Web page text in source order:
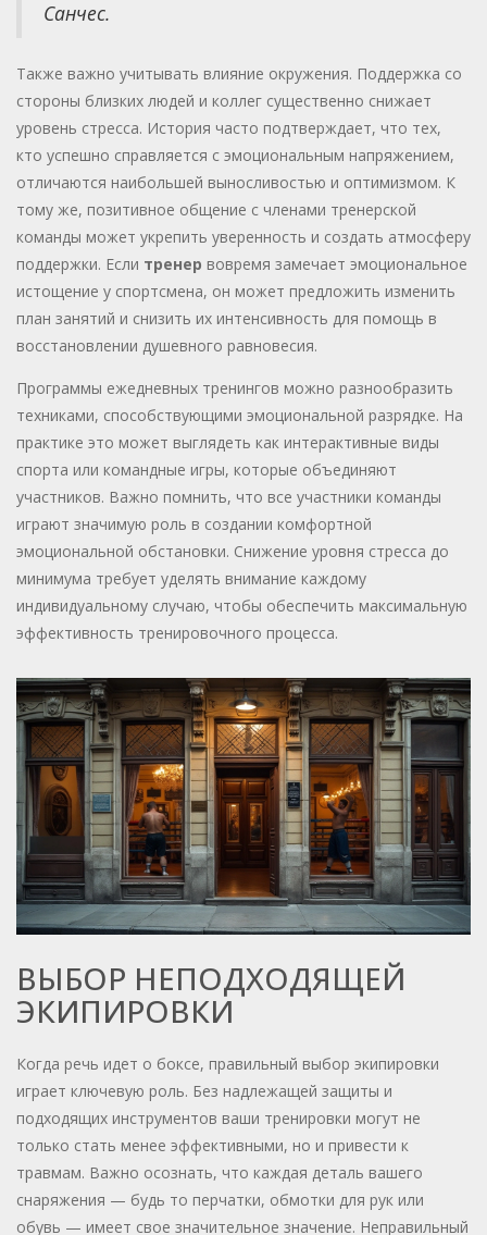
Санчес.
Также важно учитывать влияние окружения. Поддержка со
стороны близких людей и коллег существенно снижает
уровень стресса. История часто подтверждает, что тех,
кто успешно справляется с эмоциональным напряжением,
отличаются наибольшей выносливостью и оптимизмом. К
тому же, позитивное общение с членами тренерской
команды может укрепить уверенность и создать атмосферу
поддержки. Если тренер вовремя замечает эмоциональное
истощение у спортсмена, он может предложить изменить
план занятий и снизить их интенсивность для помощь в
восстановлении душевного равновесия.
Программы ежедневных тренингов можно разнообразить
техниками, способствующими эмоциональной разрядке. На
практике это может выглядеть как интерактивные виды
спорта или командные игры, которые объединяют
участников. Важно помнить, что все участники команды
играют значимую роль в создании комфортной
эмоциональной обстановки. Снижение уровня стресса до
минимума требует уделять внимание каждому
индивидуальному случаю, чтобы обеспечить максимальную
эффективность тренировочного процесса.
ВЫБОР НЕПОДХОДЯЩЕЙ
ЭКИПИРОВКИ
Когда речь идет о боксе, правильный выбор экипировки
играет ключевую роль. Без надлежащей защиты и
подходящих инструментов ваши тренировки могут не
только стать менее эффективными, но и привести к
травмам. Важно осознать, что каждая деталь вашего
снаряжения — будь то перчатки, обмотки для рук или
обувь — имеет свое значительное значение. Неправильный